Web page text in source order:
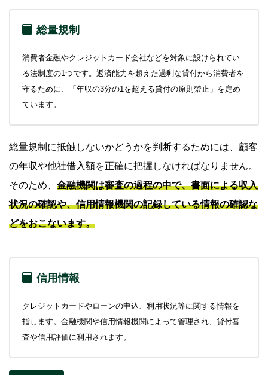
総量規制
消費者金融やクレジットカード会社などを対象に設けられてい
る法制度の1つです。返済能力を超えた過剰な貸付から消費者を
守るために、「年収の3分の1を超える貸付の原則禁止」を定め
ています。
総量規制に抵触しないかどうかを判断するためには、顧客
の年収や他社借入額を正確に把握しなければなりません。
そのため、 金融機関は審査の過程の中で、書面による収入
状況の確認や、信用情報機関の記録している情報の確認な
どをおこないます。
信用情報
クレジットカードやローンの申込、利用状況等に関する情報を
指します。金融機関や信用情報機関によって管理され、貸付審
査や信用評価に利用されます。